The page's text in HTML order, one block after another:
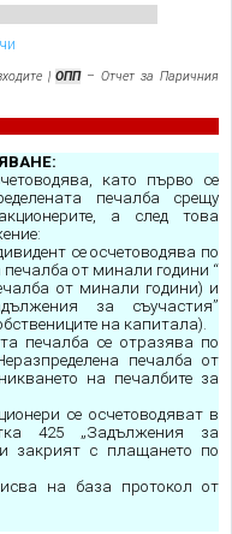
|ОПП– Отчет за Паричния
като първо се
печалба срещу
а след това
се осчетоводява по
печалба от минали години “
от минали години) и
за съучастия”
на капитала).
печалба се отразява по
печалба от
на печалбите за
се осчетоводяват в
425 „Задължения за
закрият с плащането по
на база протокол от